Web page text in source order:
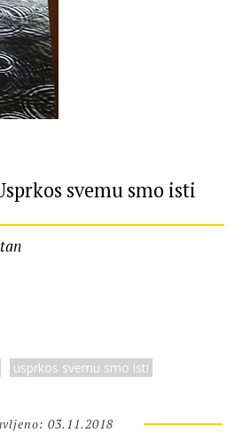
svemu smo isti
usprkos svemu smo isti
03.11.2018